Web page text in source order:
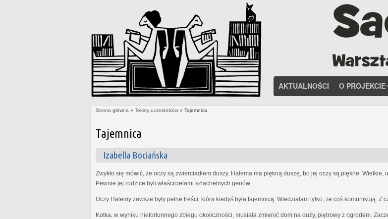
AKTUALNOŚCI O PROJEKCIE
Strona główna » Teksty uczestników » Tajemnica
Tajemnica
Izabella Bociańska
Zwykło się mówić, że oczy są zwierciadłem duszy. Halema ma piękną duszę, bo jej oczy są piękne.
Pewnie jej rodzice byli właścicielami szlachetnych genów.
Oczy Halemy zawsze były pełne treści, która kiedyś była tajemnicą. Wiedziałam tylko, że coś komunikują. Z
Kotka, w wyniku niefortunnego zbiegu okoliczności, musiała zmienić dom na duży, piętrowy z ogrodem.